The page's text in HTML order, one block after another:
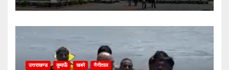
उत्तराखण्ड कुमाऊँ खबरे नैनीताल